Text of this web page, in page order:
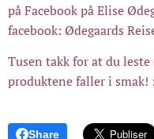
på Facebook på Elise
facebook: Ødegaards
Tusen takk for at du
produktene faller i smak!
Share